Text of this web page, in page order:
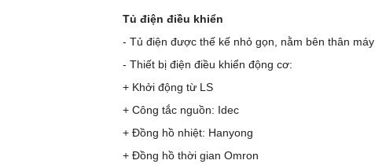
Tủ điện điều khiển
- Tủ điện được thế kế nhỏ gọn, nằm bên thân máy
- Thiết bị điện điều khiển động cơ:
+ Khởi động từ LS
+ Công tắc nguồn: Idec
+ Đồng hồ nhiệt: Hanyong
+ Đồng hồ thời gian Omron